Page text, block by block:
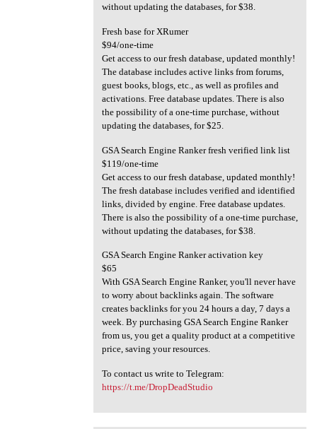
without updating the databases, for $38.
Fresh base for XRumer
$94/one-time
Get access to our fresh database, updated monthly!
The database includes active links from forums,
guest books, blogs, etc., as well as profiles and
activations. Free database updates. There is also
the possibility of a one-time purchase, without
updating the databases, for $25.
GSA Search Engine Ranker fresh verified link list
$119/one-time
Get access to our fresh database, updated monthly!
The fresh database includes verified and identified
links, divided by engine. Free database updates.
There is also the possibility of a one-time purchase,
without updating the databases, for $38.
GSA Search Engine Ranker activation key
$65
With GSA Search Engine Ranker, you'll never have
to worry about backlinks again. The software
creates backlinks for you 24 hours a day, 7 days a
week. By purchasing GSA Search Engine Ranker
from us, you get a quality product at a competitive
price, saving your resources.
To contact us write to Telegram:
https://t.me/DropDeadStudio